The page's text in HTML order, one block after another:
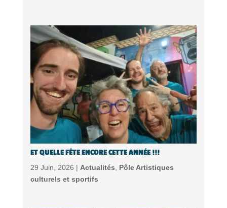
ET QUELLE FÊTE ENCORE CETTE ANNÉE !!!
29 Juin, 2026 | Actualités
Pôle Artistiques
culturels et sportifs